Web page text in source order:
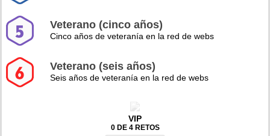
Veterano (cinco años)
Cinco años de veteranía en la red de webs
Veterano (seis años)
Seis años de veteranía en la red de webs
VIP
0 DE 4 RETOS